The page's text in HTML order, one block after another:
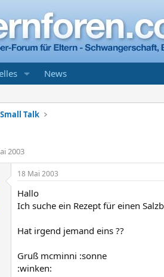
News
Small Talk
2003
18 Mai 2003
Hallo
Ich suche ein Rezept für einen
Hat irgend jemand eins ??
Gruß mcminni :sonne
:winken: